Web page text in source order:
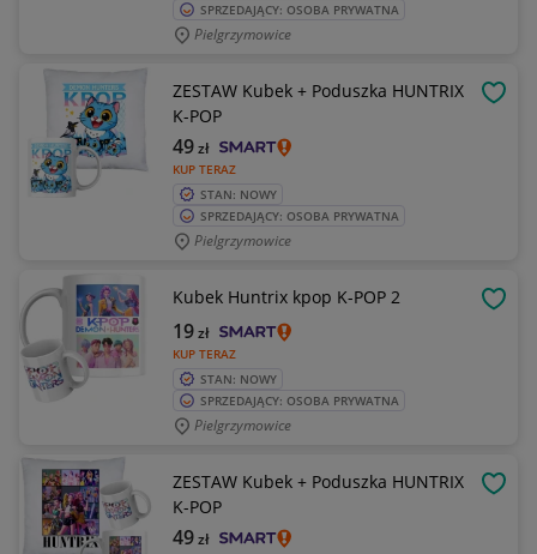
SPRZEDAJĄCY: OSOBA PRYWATNA
Pielgrzymowice
ZESTAW Kubek + Poduszka HUNTRIX
K-POP
KUP TERAZ
49zł
STAN: NOWY
SPRZEDAJĄCY: OSOBA PRYWATNA
Pielgrzymowice
Kubek Huntrix kpop K-POP 2
KUP TERAZ
19zł
STAN: NOWY
SPRZEDAJĄCY: OSOBA PRYWATNA
Pielgrzymowice
ZESTAW Kubek + Poduszka HUNTRIX
K-POP
49zł